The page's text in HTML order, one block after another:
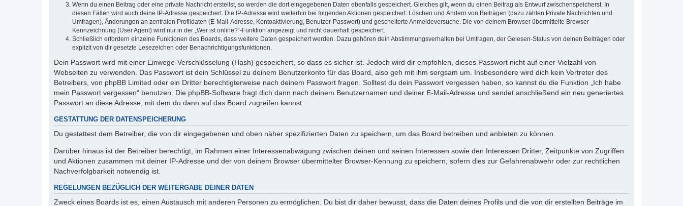
Wenn du einen Beitrag oder eine private Nachricht erstellst, so werden die dort eingegebenen Daten ebenfalls gespeichert. Gleiches gilt, wenn du einen Beitrag als Entwurf zwischenspeicherst. In
diesen Fällen wird auch deine IP-Adresse gespeichert. Die IP-Adresse wird weiterhin bei folgenden Aktionen gespeichert: Löschen und Ändern von Beiträgen (dazu zählen Private Nachrichten und
Umfragen), Änderungen an zentralen Profildaten (E-Mail-Adresse, Kontoaktivierung, Benutzer-Passwort) und gescheiterte Anmeldeversuche. Die von deinem Browser übermittelte Browser-
Kennzeichnung (User Agent) wird nur in der „Wer ist online?“-Funktion angezeigt und nicht dauerhaft gespeichert.
Schließlich erfordern einzelne Funktionen des Boards, dass weitere Daten gespeichert werden. Dazu gehören dein Abstimmungsverhalten bei Umfragen, der Gelesen-Status von deinen Beiträgen oder
explizit von dir gesetzte Lesezeichen oder Benachrichtigungsfunktionen.
Dein Passwort wird mit einer Einwege-Verschlüsselung (Hash) gespeichert, so dass es sicher ist. Jedoch wird dir empfohlen, dieses Passwort nicht auf einer Vielzahl von
Webseiten zu verwenden. Das Passwort ist dein Schlüssel zu deinem Benutzerkonto für das Board, also geh mit ihm sorgsam um. Insbesondere wird dich kein Vertreter des
Betreibers, von phpBB Limited oder ein Dritter berechtigterweise nach deinem Passwort fragen. Solltest du dein Passwort vergessen haben, so kannst du die Funktion „Ich habe
mein Passwort vergessen“ benutzen. Die phpBB-Software fragt dich dann nach deinem Benutzernamen und deiner E-Mail-Adresse und sendet anschließend ein neu generiertes
Passwort an diese Adresse, mit dem du dann auf das Board zugreifen kannst.
GESTATTUNG DER DATENSPEICHERUNG
Du gestattest dem Betreiber, die von dir eingegebenen und oben näher spezifizierten Daten zu speichern, um das Board betreiben und anbieten zu können.
Darüber hinaus ist der Betreiber berechtigt, im Rahmen einer Interessenabwägung zwischen deinen und seinen Interessen sowie den Interessen Dritter, Zeitpunkte von Zugriffen
und Aktionen zusammen mit deiner IP-Adresse und der von deinem Browser übermittelter Browser-Kennung zu speichern, sofern dies zur Gefahrenabwehr oder zur rechtlichen
Nachverfolgbarkeit notwendig ist.
REGELUNGEN BEZÜGLICH DER WEITERGABE DEINER DATEN
Zweck eines Boards ist es, einen Austausch mit anderen Personen zu ermöglichen. Du bist dir daher bewusst, dass die Daten deines Profils und die von dir erstellten Beiträge im